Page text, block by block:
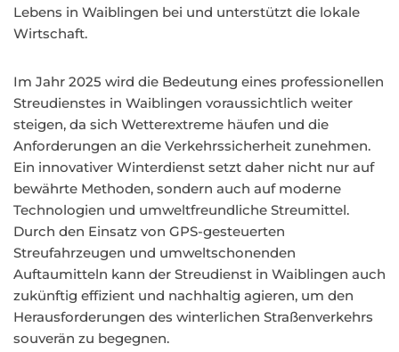
Lebens in Waiblingen bei und unterstützt die lokale
Wirtschaft.
Im Jahr 2025 wird die Bedeutung eines professionellen
Streudienstes in Waiblingen voraussichtlich weiter
steigen, da sich Wetterextreme häufen und die
Anforderungen an die Verkehrssicherheit zunehmen.
Ein innovativer Winterdienst setzt daher nicht nur auf
bewährte Methoden, sondern auch auf moderne
Technologien und umweltfreundliche Streumittel.
Durch den Einsatz von GPS-gesteuerten
Streufahrzeugen und umweltschonenden
Auftaumitteln kann der Streudienst in Waiblingen auch
zukünftig effizient und nachhaltig agieren, um den
Herausforderungen des winterlichen Straßenverkehrs
souverän zu begegnen.